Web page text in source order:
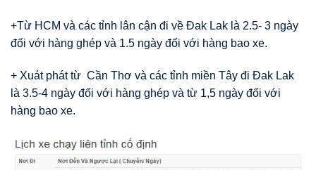
+Từ HCM và các tỉnh lân cận đi về Đak Lak là 2.5- 3 ngày
đối với hàng ghép và 1.5 ngày đối với hàng bao xe.
+ Xuát phát từ Cần Thơ và các tỉnh miền Tây đi Đak Lak
là 3.5-4 ngày đối với hàng ghép và từ 1,5 ngày đối với
hàng bao xe.